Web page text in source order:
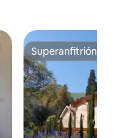
Superanfitrión
Superanfitrión